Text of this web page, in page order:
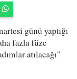
günü yaptığı
fazla füze
atılacağı"